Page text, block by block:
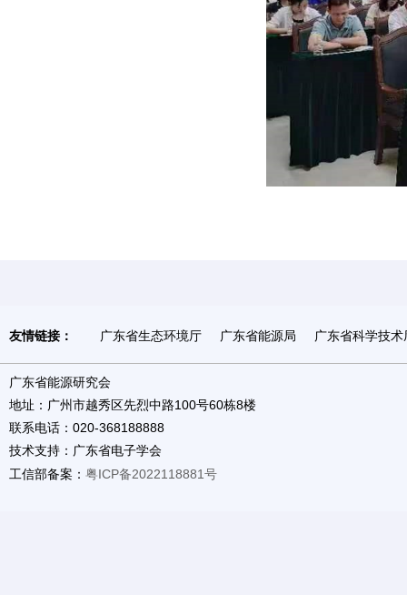
友情链接： 广东省生态环境厅 广东省能源局 广东省科学技术
广东省能源研究会
地址：广州市越秀区先烈中路100号60栋8楼
联系电话：020-368188888
技术支持：广东省电子学会
工信部备案： 粤ICP备2022118881号